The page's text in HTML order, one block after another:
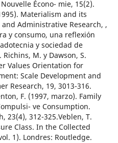
Écono- mie, 15(2).
Materialism and its
Administrative Research, ,
y consumo, una reflexión
y sociedad de
M. y Dawson, S.
Values Orientation for
Scale Development and
Research, 19, 3013-316.
F. (1997, marzo). Family
ve Consumption.
23(4), 312-325.Veblen, T.
Class. In the Collected
1). Londres: Routledge.